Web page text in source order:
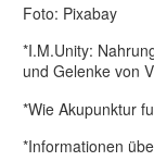
Foto: Pixabay
*I.M.Unity:
und Gelenke von
*Wie Akupunktur
*Informationen